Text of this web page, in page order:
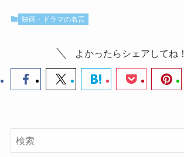
映画・ドラマの名言
よかったらシェアしてね！